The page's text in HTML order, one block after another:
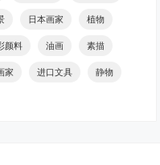
日本画家 植物
颜料 油画 素描
家 进口文具 静物